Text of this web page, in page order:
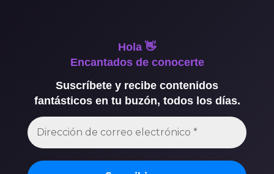
Hola 👋
Encantados de conocerte
Suscríbete y recibe contenidos
fantásticos en tu buzón, todos los días.